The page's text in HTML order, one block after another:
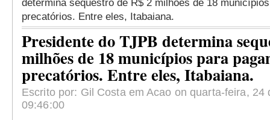
determina sequestro de R$ 2 milhões de 18
precatórios. Entre eles, Itabaiana.
Presidente do TJPB determina
milhões de 18 municípios para
precatórios. Entre eles, Itabaiana.
Escrito por: Gil Costa em Acao on quarta-feira, 24
09:46:00